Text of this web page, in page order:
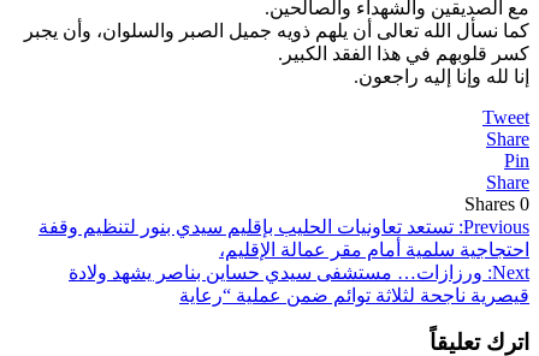
مع الصديقين والشهداء والصالحين.
​كما نسأل الله تعالى أن يلهم ذويه جميل الصبر والسلوان، وأن يجبر
كسر قلوبهم في هذا الفقد الكبير.
​إنا لله وإنا إليه راجعون.
Tweet
Share
Pin
Share
0
Shares
تصفّح
المقالات
Previous: تستعد تعاونيات الحليب بإقليم سيدي بنور لتنظيم وقفة
احتجاجية سلمية أمام مقر عمالة الإقليم،
Next: ورزازات… مستشفى سيدي حساين بناصر يشهد ولادة
قيصرية ناجحة لثلاثة توائم ضمن عملية “رعاية
اترك تعليقاً